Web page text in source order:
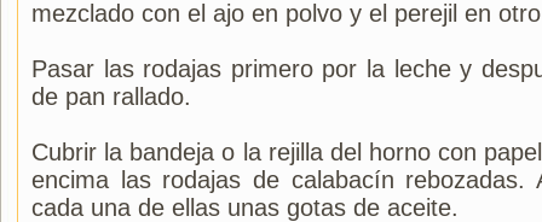
mezclado con el ajo en polvo y el perejil en
Pasar las rodajas primero por la leche y
de pan rallado.
Cubrir la bandeja o la rejilla del horno con
encima las rodajas de calabacín rebozadas.
cada una de ellas unas gotas de aceite.